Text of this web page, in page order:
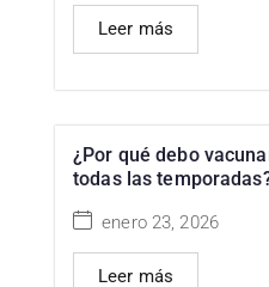
Leer más
¿Por qué debo
todas las
enero 23, 2026
Leer más